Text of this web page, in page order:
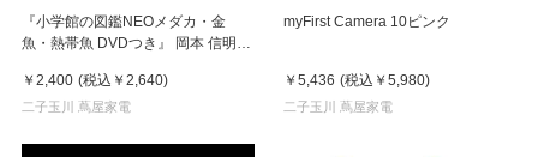
『小学館の図鑑NEOメダカ・金
魚・熱帯魚 DVDつき』 岡本 信明
修)発行：小学館
￥2,400 (税込 ￥2,640)
二子玉川 蔦屋家電
myFirst Camera 10ピンク
￥5,436 (税込 ￥5,980)
二子玉川 蔦屋家電